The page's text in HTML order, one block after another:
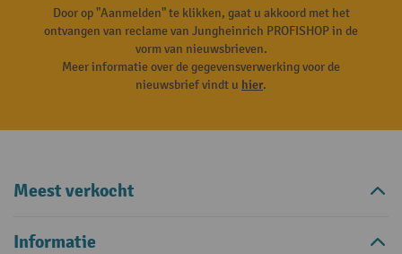
Door op "Aanmelden" te klikken, gaat u akkoord met het
ontvangen van reclame van Jungheinrich PROFISHOP in de
vorm van nieuwsbrieven.
Meer informatie over de gegevensverwerking voor de
nieuwsbrief vindt u hier.
Meest verkocht
Informatie